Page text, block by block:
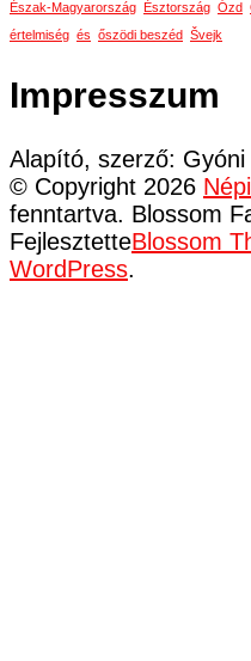
Észak-Magyarország Észtország Ózd
értelmiség és őszödi beszéd Švejk
Impresszum
Alapító, szerző:
© Copyright 2026
fenntartva. Blossom
FejlesztetteBlossom
WordPress.